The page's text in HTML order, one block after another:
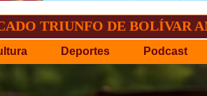
DE BOLÍVAR ANTE
Deportes Podcast